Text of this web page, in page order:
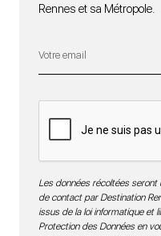
Rennes et sa Métropole.
Les données récoltées seront
de contact par Destination
issus de la loi informatique et
Protection des Données en